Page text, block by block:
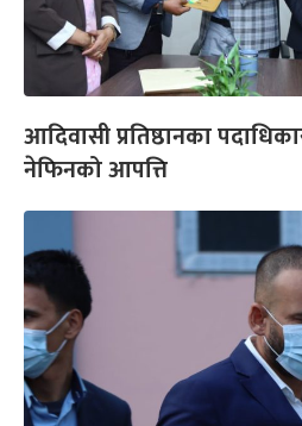
आदिवासी प्रतिष्ठानका
नेफिनको आपत्ति